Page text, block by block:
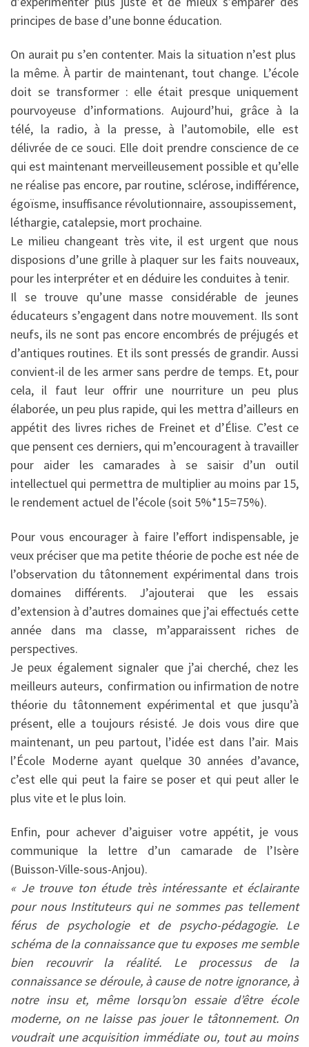
principes de base d’une bonne éducation.
On aurait pu s’en contenter. Mais la situation n’est plus
la même. À partir de maintenant, tout change. L’école
doit se transformer : elle était presque uniquement
pourvoyeuse d’informations. Aujourd’hui, grâce à la
télé, la radio, à la presse, à l’automobile, elle est
délivrée de ce souci. Elle doit prendre conscience de ce
qui est maintenant merveilleusement possible et qu’elle
ne réalise pas encore, par routine, sclérose, indifférence,
égoïsme, insuffisance révolutionnaire, assoupissement,
léthargie, catalepsie, mort prochaine.
Le milieu changeant très vite, il est urgent que nous
disposions d’une grille à plaquer sur les faits nouveaux,
pour les interpréter et en déduire les conduites à tenir.
Il se trouve qu’une masse considérable de jeunes
éducateurs s’engagent dans notre mouvement. Ils sont
neufs, ils ne sont pas encore encombrés de préjugés et
d’antiques routines. Et ils sont pressés de grandir. Aussi
convient-il de les armer sans perdre de temps. Et, pour
cela, il faut leur offrir une nourriture un peu plus
élaborée, un peu plus rapide, qui les mettra d’ailleurs en
appétit des livres riches de Freinet et d’Élise. C’est ce
que pensent ces derniers, qui m’encouragent à travailler
pour aider les camarades à se saisir d’un outil
intellectuel qui permettra de multiplier au moins par 15,
le rendement actuel de l’école (soit 5%*15=75%).
Pour vous encourager à faire l’effort indispensable, je
veux préciser que ma petite théorie de poche est née de
l’observation du tâtonnement expérimental dans trois
domaines différents. J’ajouterai que les essais
d’extension à d’autres domaines que j’ai effectués cette
année dans ma classe, m’apparaissent riches de
perspectives.
Je peux également signaler que j’ai cherché, chez les
meilleurs auteurs, confirmation ou infirmation de notre
théorie du tâtonnement expérimental et que jusqu’à
présent, elle a toujours résisté. Je dois vous dire que
maintenant, un peu partout, l’idée est dans l’air. Mais
l’École Moderne ayant quelque 30 années d’avance,
c’est elle qui peut la faire se poser et qui peut aller le
plus vite et le plus loin.
Enfin, pour achever d’aiguiser votre appétit, je vous
communique la lettre d’un camarade de l’Isère
(Buisson-Ville-sous-Anjou).
« Je trouve ton étude très intéressante et éclairante
pour nous Instituteurs qui ne sommes pas tellement
férus de psychologie et de psycho-pédagogie. Le
schéma de la connaissance que tu exposes me semble
bien recouvrir la réalité. Le processus de la
connaissance se déroule, à cause de notre ignorance, à
notre insu et, même lorsqu’on essaie d’être école
moderne, on ne laisse pas jouer le tâtonnement. On
voudrait une acquisition immédiate ou, tout au moins